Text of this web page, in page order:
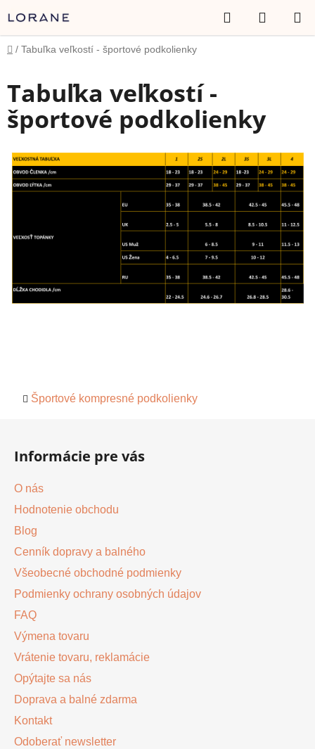
na
obsah
Hľadať
KOŠÍK
Domov
/ Tabuľka veľkostí - športové podkolienky
Tabuľka veľkostí -
športové podkolienky
Športové kompresné podkolienky
Informácie pre vás
O nás
Hodnotenie obchodu
Blog
Cenník dopravy a balného
Všeobecné obchodné podmienky
Podmienky ochrany osobných údajov
FAQ
Výmena tovaru
Vrátenie tovaru, reklamácie
Opýtajte sa nás
Doprava a balné zdarma
Kontakt
Odoberať newsletter